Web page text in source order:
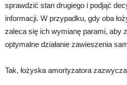
sprawdzić stan drugiego i podjąć
informacji. W przypadku, gdy oba
zaleca się ich wymianę parami, aby
optymalne działanie zawieszenia
Tak, łożyska amortyzatora